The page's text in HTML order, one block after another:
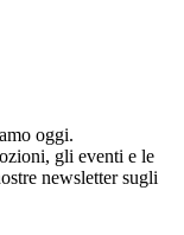
oggi.
gli eventi e le
newsletter sugli